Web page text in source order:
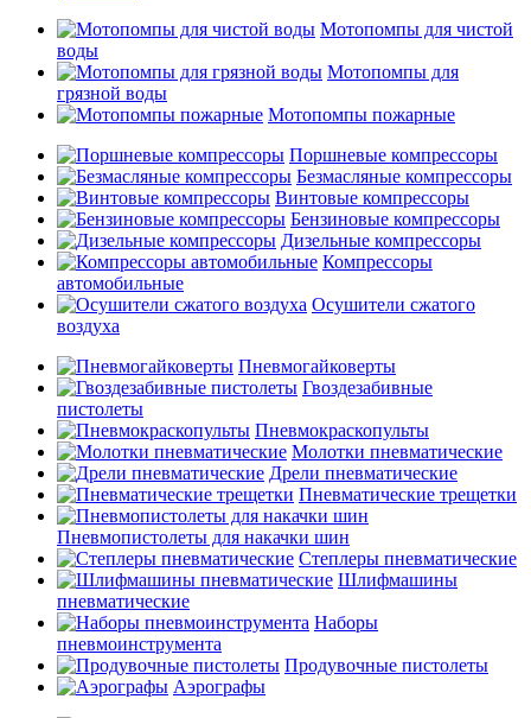
Мотопомпы для чистой
воды
Мотопомпы для
грязной воды
Мотопомпы пожарные
Поршневые компрессоры
Безмасляные компрессоры
Винтовые компрессоры
Бензиновые компрессоры
Дизельные компрессоры
Компрессоры
автомобильные
Осушители сжатого
воздуха
Пневмогайковерты
Гвоздезабивные
пистолеты
Пневмокраскопульты
Молотки пневматические
Дрели пневматические
Пневматические трещетки
Пневмопистолеты для накачки шин
Степлеры пневматические
Шлифмашины
пневматические
Наборы
пневмоинструмента
Продувочные пистолеты
Аэрографы